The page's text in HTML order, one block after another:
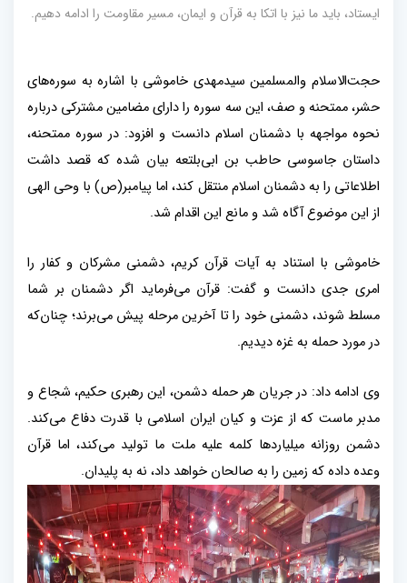
ایستاد، باید ما نیز با اتکا به قرآن و ایمان، مسیر مقاومت را ادامه دهیم.
حجت‌الاسلام والمسلمین سیدمهدی خاموشی با اشاره به سوره‌های
حشر، ممتحنه و صف، این سه سوره را دارای مضامین مشترکی درباره
نحوه مواجهه با دشمنان اسلام دانست و افزود: در سوره ممتحنه،
داستان جاسوسی حاطب بن ابی‌بلتعه بیان شده که قصد داشت
اطلاعاتی را به دشمنان اسلام منتقل کند، اما پیامبر(ص) با وحی الهی
از این موضوع آگاه شد و مانع این اقدام شد.
خاموشی با استناد به آیات قرآن کریم، دشمنی مشرکان و کفار را
امری جدی دانست و گفت: قرآن می‌فرماید اگر دشمنان بر شما
مسلط شوند، دشمنی خود را تا آخرین مرحله پیش می‌برند؛ چنان‌که
در مورد حمله به غزه دیدیم.
وی ادامه داد: در جریان هر حمله دشمن، این رهبری حکیم، شجاع و
مدبر ماست که از عزت و کیان ایران اسلامی با قدرت دفاع می‌کند.
دشمن روزانه میلیاردها کلمه علیه ملت ما تولید می‌کند، اما قرآن
وعده داده که زمین را به صالحان خواهد داد، نه به پلیدان.